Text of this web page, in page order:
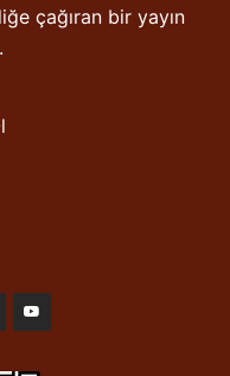
çağıran bir yayın